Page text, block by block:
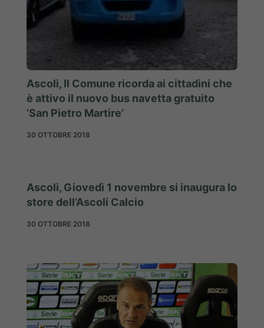
Ascoli, Il Comune ricorda ai cittadini che
è attivo il nuovo bus navetta gratuito
‘San Pietro Martire’
30 OTTOBRE 2018
Ascoli, Giovedì 1 novembre si inaugura lo
store dell’Ascoli Calcio
30 OTTOBRE 2018